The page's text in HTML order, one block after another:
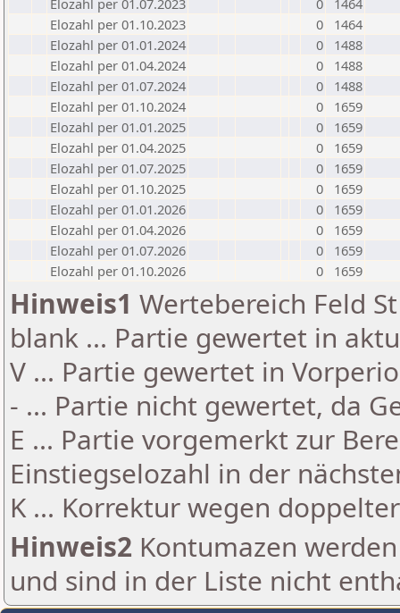
Elozahl per 01.07.2023
0
1464
Elozahl per 01.10.2023
0
1464
Elozahl per 01.01.2024
0
1488
Elozahl per 01.04.2024
0
1488
Elozahl per 01.07.2024
0
1488
Elozahl per 01.10.2024
0
1659
Elozahl per 01.01.2025
0
1659
Elozahl per 01.04.2025
0
1659
Elozahl per 01.07.2025
0
1659
Elozahl per 01.10.2025
0
1659
Elozahl per 01.01.2026
0
1659
Elozahl per 01.04.2026
0
1659
Elozahl per 01.07.2026
0
1659
Elozahl per 01.10.2026
0 1659
Hinweis1 Wertebereich Feld
blank ... Partie gewertet in
V ... Partie gewertet in
- ... Partie nicht gewertet, da
E ... Partie vorgemerkt zur
Einstiegselozahl in der
K ... Korrektur wegen
Hinweis2 Kontumazen
und sind in der Liste nicht